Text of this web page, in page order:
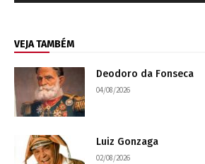
VEJA TAMBÉM
Deodoro da Fonseca
04/08/2026
Luiz Gonzaga
02/08/2026